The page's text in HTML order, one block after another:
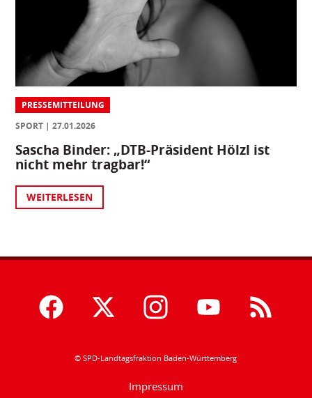
PRESSEMITTEILUNG
SPORT
27.01.2026
Sascha Binder: „DTB-Präsident Hölzl ist
nicht mehr tragbar!“
WEITERLESEN
© SPD-Landtagsfraktion Baden-Württemberg
Impressum